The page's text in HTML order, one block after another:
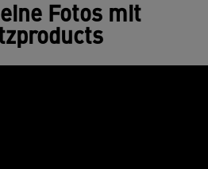
Fotos mit